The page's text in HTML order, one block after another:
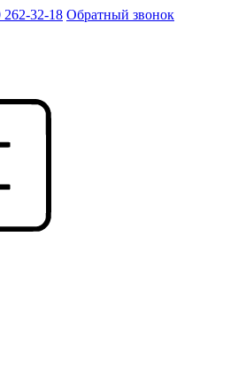
262-32-18 Обратный звонок